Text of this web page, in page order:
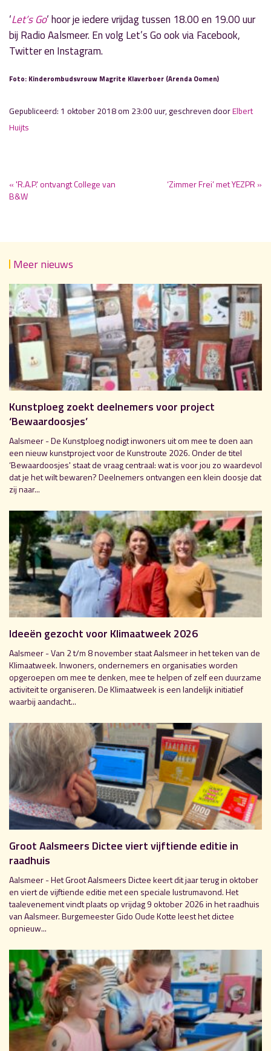
‘Let’s Go‘ hoor je iedere vrijdag tussen 18.00 en 19.00 uur
bij Radio Aalsmeer. En volg Let’s Go ook via Facebook,
Twitter en Instagram.
Foto: Kinderombudsvrouw Magrite Klaverboer (Arenda Oomen)
Gepubliceerd: 1 oktober 2018 om 23:00 uur, geschreven doorElbert
Huijts
« 'R.A.P.' ontvangt College van
B&W
‘Zimmer Frei’ met YEZPR »
Meer nieuws
Kunstploeg zoekt deelnemers voor project
‘Bewaardoosjes’
Aalsmeer - De Kunstploeg nodigt inwoners uit om mee te doen aan
een nieuw kunstproject voor de Kunstroute 2026. Onder de titel
‘Bewaardoosjes' staat de vraag centraal: wat is voor jou zo waardevol
dat je het wilt bewaren? Deelnemers ontvangen een klein doosje dat
zij naar...
Ideeën gezocht voor Klimaatweek 2026
Aalsmeer - Van 2 t/m 8 november staat Aalsmeer in het teken van de
Klimaatweek. Inwoners, ondernemers en organisaties worden
opgeroepen om mee te denken, mee te helpen of zelf een duurzame
activiteit te organiseren. De Klimaatweek is een landelijk initiatief
waarbij aandacht...
Groot Aalsmeers Dictee viert vijftiende editie in
raadhuis
Aalsmeer - Het Groot Aalsmeers Dictee keert dit jaar terug in oktober
en viert de vijftiende editie met een speciale lustrumavond. Het
taalevenement vindt plaats op vrijdag 9 oktober 2026 in het raadhuis
van Aalsmeer. Burgemeester Gido Oude Kotte leest het dictee
opnieuw...